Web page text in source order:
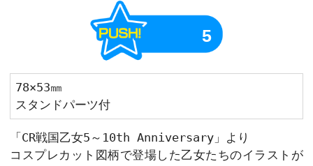
画像はイメージです。実際の商品と異なる場
画像をタップすると拡大して表示すること